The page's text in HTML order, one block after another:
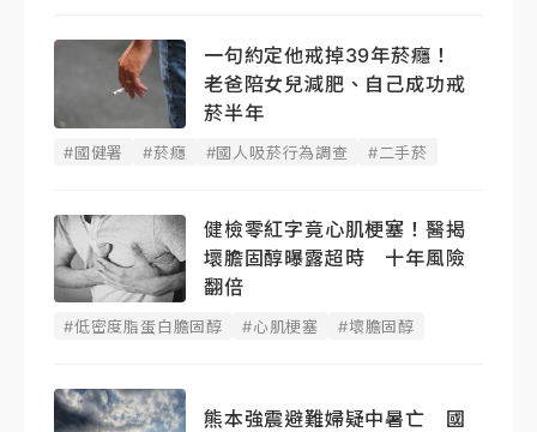
一句約定他戒掉39年菸癮！
老爸陪女兒減肥、自己成功戒
菸半年
#國健署 #菸癮 #國人吸菸行為調查 #二手菸
健檢零紅字竟心肌梗塞！醫揭
壞膽固醇曝露超時 十年風險
翻倍
#低密度脂蛋白膽固醇 #心肌梗塞 #壞膽固醇
熊本強震避難婦疑中暑亡 國